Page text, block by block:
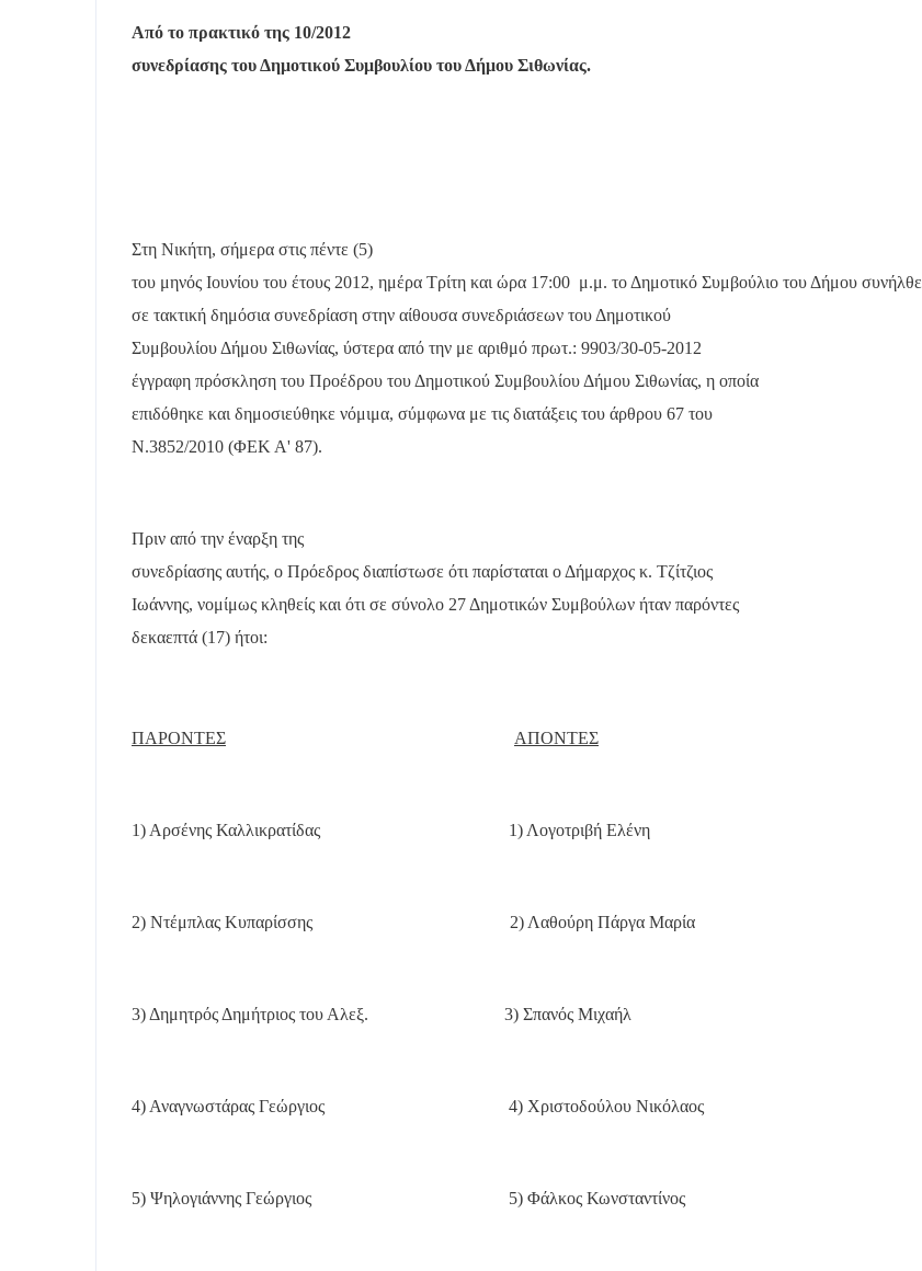
Από το πρακτικό της 10/2012
συνεδρίασης του Δημοτικού Συμβουλίου του Δήμου Σιθωνίας.
Στη Νικήτη, σήμερα στις πέντε (5)
του μηνός Ιουνίου του έτους 2012, ημέρα Τρίτη και ώρα 17:00 μ.μ. το Δημοτικό Συμβούλιο του Δήμου συνήλθε
σε τακτική δημόσια συνεδρίαση στην αίθουσα συνεδριάσεων του Δημοτικού
Συμβουλίου Δήμου Σιθωνίας, ύστερα από την με αριθμό πρωτ.: 9903/30-05-2012
έγγραφη πρόσκληση του Προέδρου του Δημοτικού Συμβουλίου Δήμου Σιθωνίας, η οποία
επιδόθηκε και δημοσιεύθηκε νόμιμα, σύμφωνα με τις διατάξεις του άρθρου 67 του
Ν.3852/2010 (ΦΕΚ Α' 87).
Πριν από την έναρξη της
συνεδρίασης αυτής, ο Πρόεδρος διαπίστωσε ότι παρίσταται ο Δήμαρχος κ. Τζίτζιος
Ιωάννης, νομίμως κληθείς και ότι σε σύνολο 27 Δημοτικών Συμβούλων ήταν παρόντες
δεκαεπτά (17) ήτοι:
ΠΑΡΟΝΤΕΣ ΑΠΟΝΤΕΣ
1) Αρσένης Καλλικρατίδας 1) Λογοτριβή Ελένη
2) Ντέμπλας Κυπαρίσσης 2) Λαθούρη Πάργα Μαρία
3) Δημητρός Δημήτριος του Αλεξ. 3) Σπανός Μιχαήλ
4) Αναγνωστάρας Γεώργιος 4) Χριστοδούλου Νικόλαος
5) Ψηλογιάννης Γεώργιος 5) Φάλκος Κωνσταντίνος